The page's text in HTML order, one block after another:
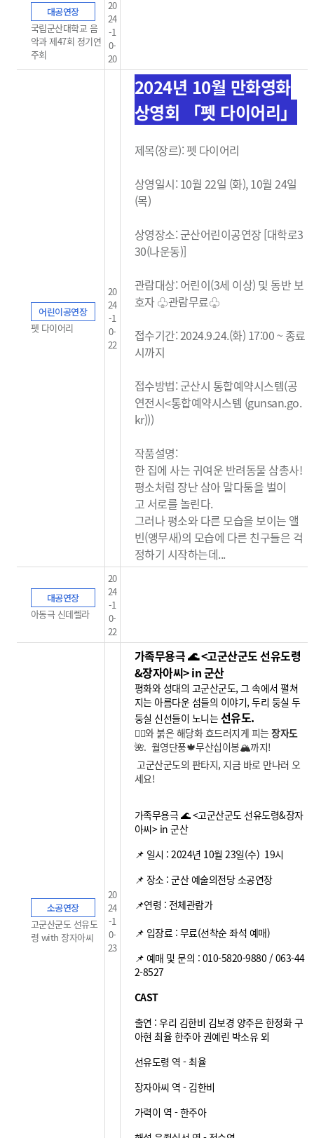
대공연장
국립군산대학교 음
악과 제47회 정기연
주회
20
24
-1
0-
20
어린이공연장
펫 다이어리
20
24
-1
0-
22
2024년 10월 만화영화
상영회 「펫 다이어리」
제목(장르): 펫 다이어리
상영일시: 10월 22일 (화), 10월 24일
(목)
상영장소: 군산어린이공연장 [대학로3
30(나운동)]
관람대상: 어린이(3세 이상) 및 동반 보
호자 ♧관람무료♧
접수기간: 2024.9.24.(화) 17:00 ~ 종료
시까지
접수방법: 군산시 통합예약시스템(공
연전시<통합예약시스템 (gunsan.go.
kr)))
작품설명:
한 집에 사는 귀여운 반려동물 삼총사!
평소처럼 장난 삼아 말다툼을 벌이
고 서로를 놀린다.
그러나 평소와 다른 모습을 보이는 앨
빈(앵무새)의 모습에 다른 친구들은 걱
정하기 시작하는데...
대공연장
아동극 신데렐라
20
24
-1
0-
22
소공연장
고군산군도 선유도
령 with 장자아씨
20
24
-1
0-
23
가족무용극 🌊 <고군산군도 선유도령
&장자아씨> in 군산
평화와 성대의 고군산군도, 그 속에서 펼쳐
지는 아름다운 섬들의 이야기, 두리 둥실 두
둥실 신선들이 노니는선유도.
🧝‍♂️와 붉은 해당화 흐드러지게 피는장자도
🌺. 월영단풍🍁무산십이봉🏔️까지!
고군산군도의 판타지, 지금 바로 만나러 오
세요!
가족무용극 🌊 <고군산군도 선유도령&장자
아씨> in 군산
📌 일시 : 2024년 10월 23일(수) 19시
📌 장소 : 군산 예술의전당 소공연장
📌연령 : 전체관람가
📌 입장료 : 무료(선착순 좌석 예매)
📌 예매 및 문의 : 010-5820-9880 / 063-44
2-8527
CAST
출연 : 우리 김한비 김보경 양주은 한정화 구
아현 최율 한주아 권예린 박소유 외
선유도령 역 - 최율
장자아씨 역 - 김한비
가력이 역 - 한주아